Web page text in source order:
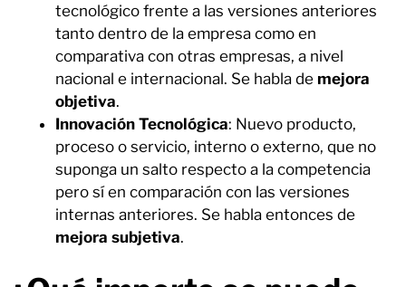
tecnológico frente a las versiones anteriores
tanto dentro de la empresa como en
comparativa con otras empresas, a nivel
nacional e internacional. Se habla de mejora
objetiva.
Innovación Tecnológica: Nuevo producto,
proceso o servicio, interno o externo, que no
suponga un salto respecto a la competencia
pero sí en comparación con las versiones
internas anteriores. Se habla entonces de
mejora subjetiva.